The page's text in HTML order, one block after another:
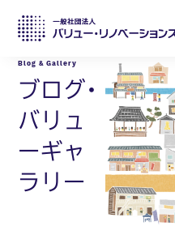
ブログ・
バリュ
ーギャ
ラリー